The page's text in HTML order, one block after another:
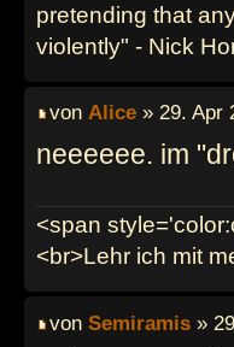
pretending that
violently" - Nick
von Alice » 29. Apr
neeeeee. im
<span
<br>Lehr ich mit
von Semiramis »